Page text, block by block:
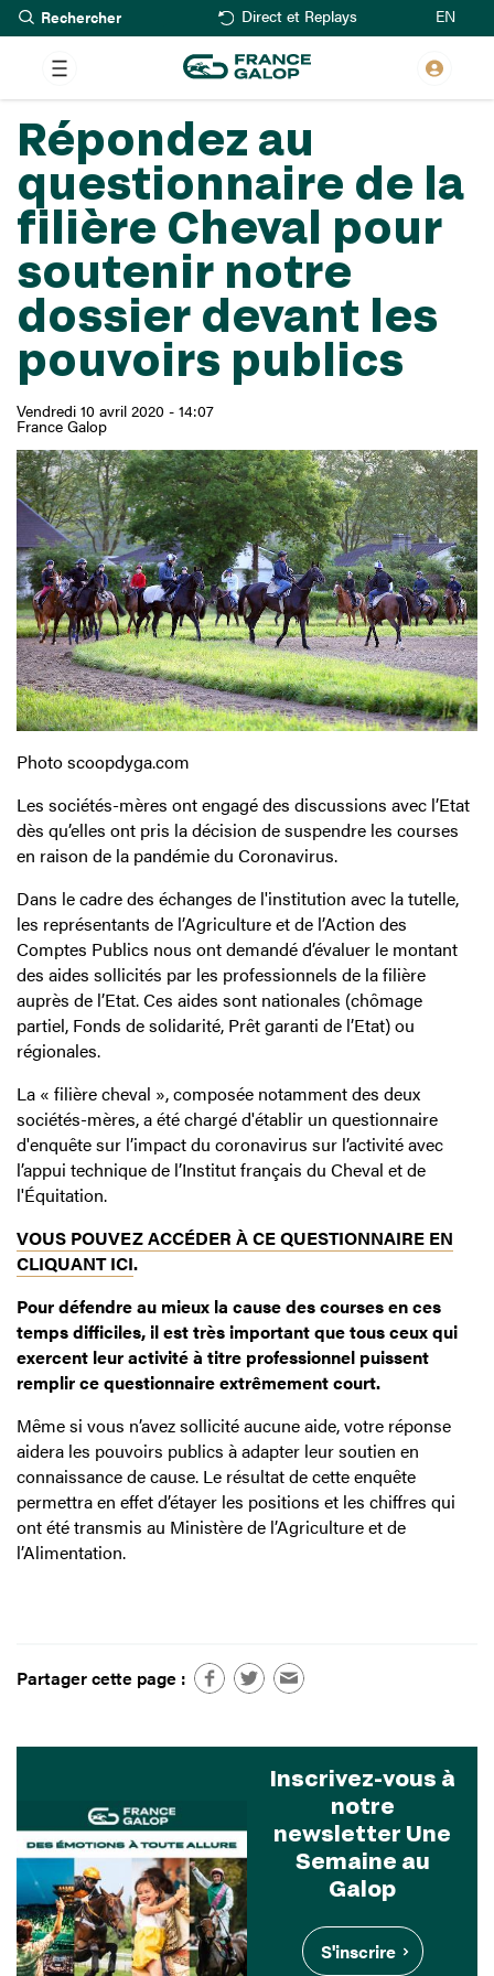
Aller
au
contenu
principal
Rechercher Direct et Replays EN
Répondez au
questionnaire de la
filière Cheval pour
soutenir notre
dossier devant les
pouvoirs publics
Vendredi 10 avril 2020 - 14:07
France Galop
Photo scoopdyga.com
Les sociétés-mères ont engagé des discussions avec l’Etat
dès qu’elles ont pris la décision de suspendre les courses
en raison de la pandémie du Coronavirus.
Dans le cadre des échanges de l'institution avec la tutelle,
les représentants de l’Agriculture et de l’Action des
Comptes Publics nous ont demandé d’évaluer le montant
des aides sollicités par les professionnels de la filière
auprès de l’Etat. Ces aides sont nationales (chômage
partiel, Fonds de solidarité, Prêt garanti de l’Etat) ou
régionales.
La « filière cheval », composée notamment des deux
sociétés-mères, a été chargé d'établir un questionnaire
d'enquête sur l’impact du coronavirus sur l’activité avec
l’appui technique de l’Institut français du Cheval et de
l'Équitation.
VOUS POUVEZ ACCÉDER À CE QUESTIONNAIRE EN
CLIQUANT ICI.
Pour défendre au mieux la cause des courses en ces
temps difficiles, il est très important que tous ceux qui
exercent leur activité à titre professionnel puissent
remplir ce questionnaire extrêmement court.
Même si vous n’avez sollicité aucune aide, votre réponse
aidera les pouvoirs publics à adapter leur soutien en
connaissance de cause. Le résultat de cette enquête
permettra en effet d’étayer les positions et les chiffres qui
ont été transmis au Ministère de l’Agriculture et de
l’Alimentation.
Partager cette page :
Inscrivez-vous à
notre
newsletter Une
Semaine au
Galop
S'inscrire